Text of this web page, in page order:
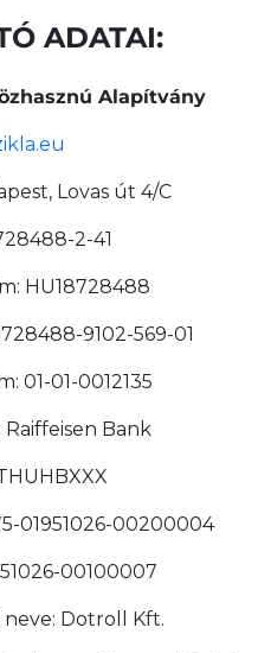
ADATAI:
Alapítvány
Lovas út 4/C
2-41
HU18728488
9102-569-01
01-01-0012135
Raiffeisen Bank
01951026-00200004
00100007
Dotroll Kft.